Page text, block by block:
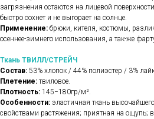
загрязнения остаются на лицевой
быстро сохнет и не выгорает на солнце.
Применение: брюки, кителя, костюмы,
осеннее-зимнего использования, а так-же
Ткань ТВИЛЛ/СТРЕЙЧ
Состав: 53% хлопок / 44% полиэстер / 3%
Плетение: твиловое.
Плотность: 145−180гр/м².
Особенности: эластичная ткань
свойствами растяжения; приятная на ощупь;